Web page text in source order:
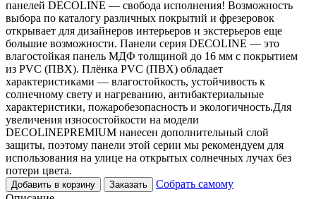
панелей DECOLINE — свобода исполнения! Возможность
выбора по каталогу различных покрытий и фрезеровок
открывает для дизайнеров интерьеров и экстерьеров еще
большие возможности. Панели серия DECOLINE — это
влагостойкая панель МДФ толщиной до 16 мм с покрытием
из PVC (ПВХ). Плёнка PVC (ПВХ) обладает
характеристиками — влагостойкость, устойчивость к
солнечному свету и нагреванию, антибактериальные
характеристики, пожаробезопасность и экологичность.Для
увеличения износостойкости на модели
DECOLINEPREMIUM нанесен дополнительный слой
защиты, поэтому панели этой серии мы рекомендуем для
использования на улице на открытых солнечных лучах без
потери цвета.
Добавить в корзину Заказать
Собрать самому